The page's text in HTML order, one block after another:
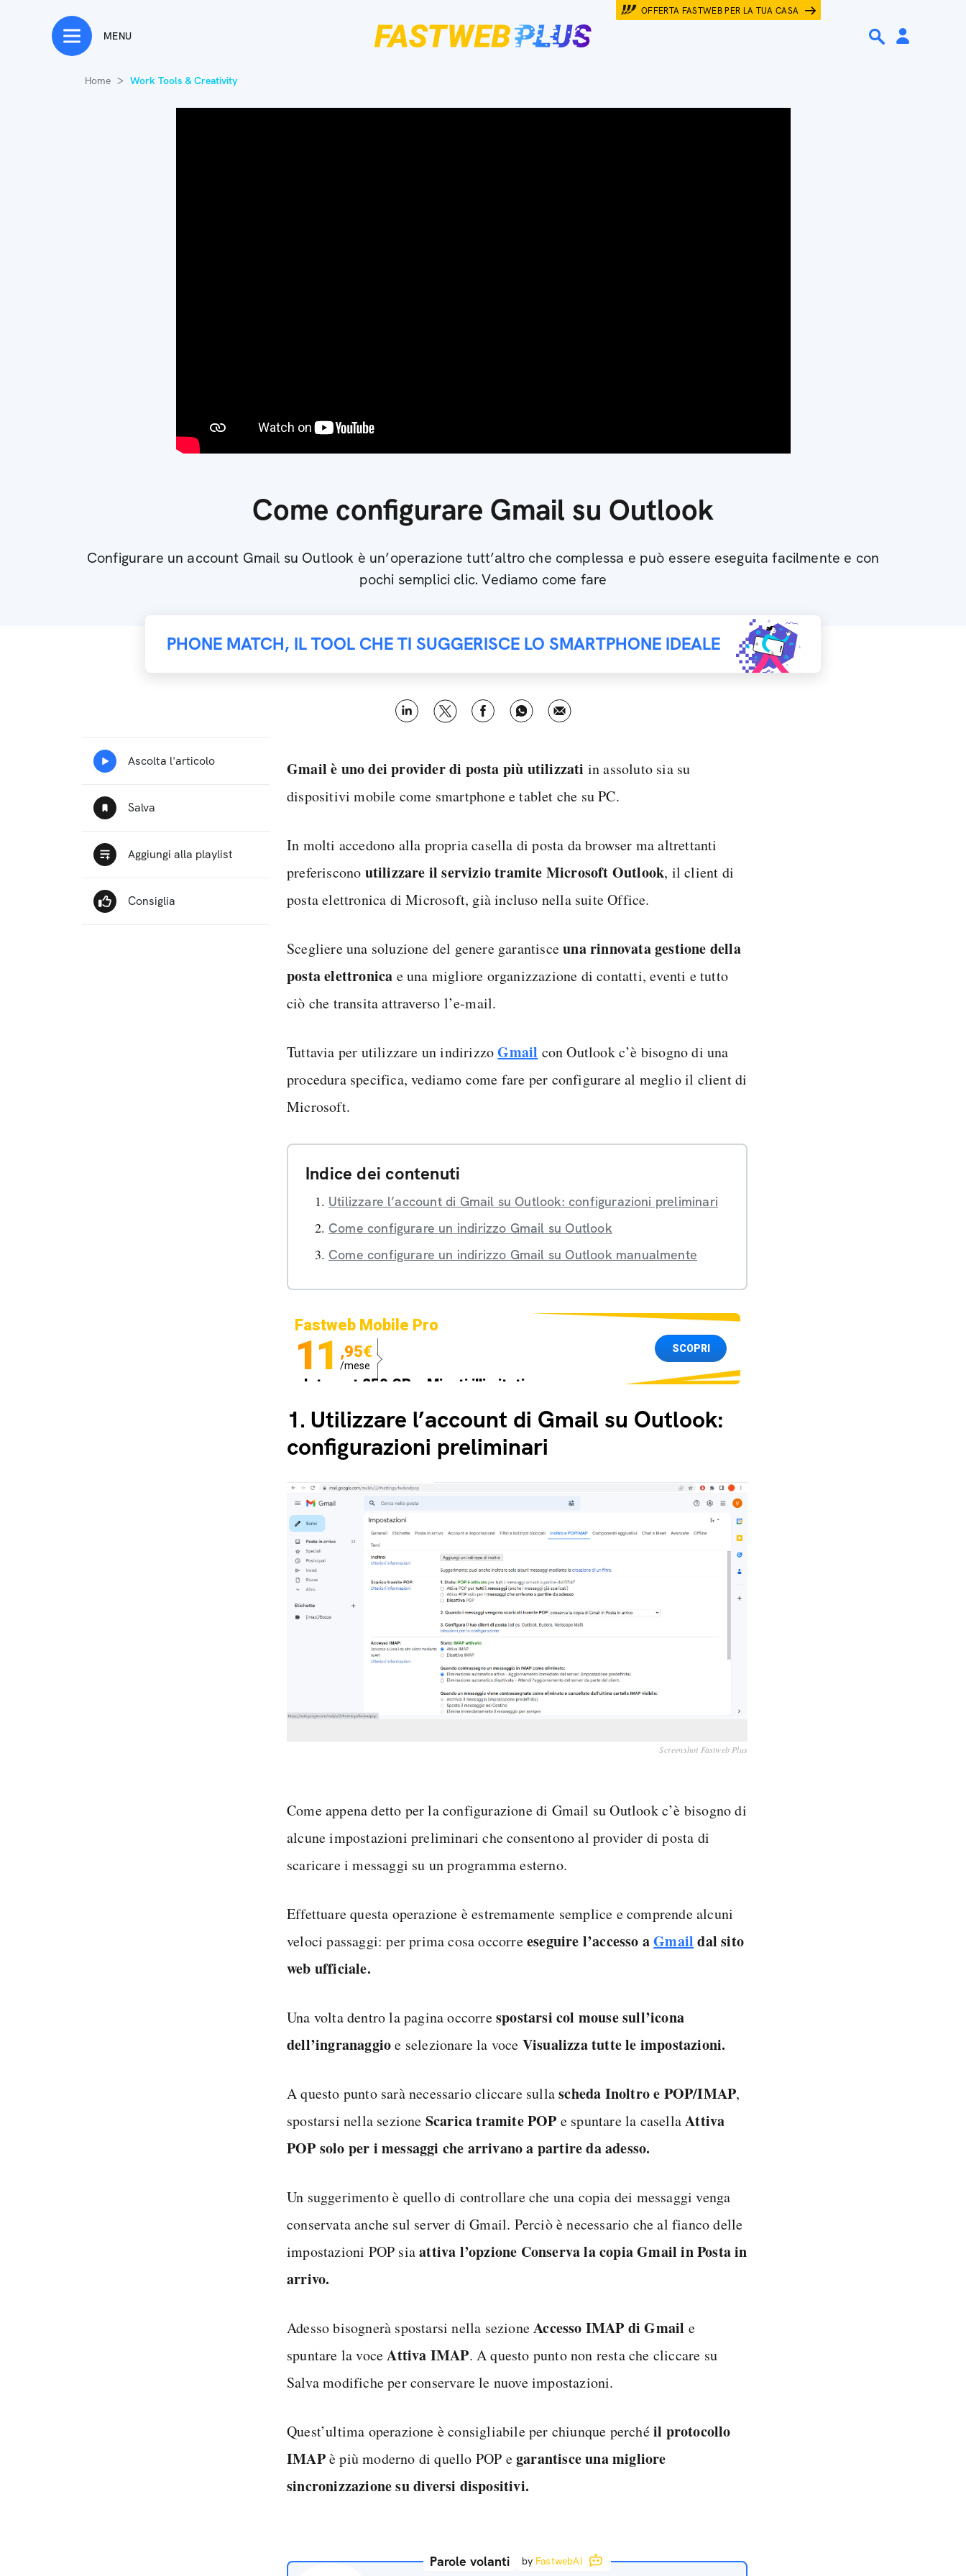
OFFERTA FASTWEB PER LA TUA CASA
MENU
Home Work Tools & Creativity
Come configurare Gmail su Outlook
Configurare un account Gmail su Outlook è un’operazione tutt’altro che complessa e può essere eseguita facilmente e con
pochi semplici clic. Vediamo come fare
PHONE MATCH, IL TOOL CHE TI SUGGERISCE LO SMARTPHONE IDEALE
Gmail è uno dei provider di posta più utilizzati in assoluto sia su
dispositivi mobile come smartphone e tablet che su PC.
In molti accedono alla propria casella di posta da browser ma altrettanti
preferiscono utilizzare il servizio tramite Microsoft Outlook, il client di
posta elettronica di Microsoft, già incluso nella suite Office.
Scegliere una soluzione del genere garantisceuna rinnovata gestione della
posta elettronica e una migliore organizzazione di contatti, eventi e tutto
ciò che transita attraverso l’e-mail.
Tuttavia per utilizzare un indirizzoGmail con Outlook c’è bisogno di una
procedura specifica, vediamo come fare per configurare al meglio il client di
Microsoft.
Indice dei contenuti
Utilizzare l’account di Gmail su Outlook: configurazioni preliminari
Come configurare un indirizzo Gmail su Outlook
Come configurare un indirizzo Gmail su Outlook manualmente
Fastweb Mobile Pro
11 ,95€
/mese
Internet 250 GB e Minuti illimitati
SCOPRI
1. Utilizzare l’account di Gmail su Outlook:
configurazioni preliminari
Screenshot Fastweb Plus
Come appena detto per la configurazione di Gmail su Outlook c’è bisogno di
alcune impostazioni preliminari che consentono al provider di posta di
scaricare i messaggi su un programma esterno.
Effettuare questa operazione è estremamente semplice e comprende alcuni
veloci passaggi: per prima cosa occorreeseguire l’accesso aGmail dal sito
web ufficiale.
Una volta dentro la pagina occorrespostarsi col mouse sull’icona
dell’ingranaggioe selezionare la voce Visualizza tutte le impostazioni.
A questo punto sarà necessario cliccare sullascheda Inoltro e POP/IMAP,
spostarsi nella sezione Scarica tramite POP e spuntare la casellaAttiva
POP solo per i messaggi che arrivano a partire da adesso.
Un suggerimento è quello di controllare che una copia dei messaggi venga
conservata anche sul server di Gmail. Perciò è necessario che al fianco delle
impostazioni POP siaattiva l’opzione Conserva la copia Gmail in Posta in
arrivo.
Adesso bisognerà spostarsi nella sezioneAccesso IMAP di Gmail e
spuntare la voceAttiva IMAP. A questo punto non resta che cliccare su
Salva modifiche per conservare le nuove impostazioni.
Quest’ultima operazione è consigliabile per chiunque perchéil protocollo
IMAPè più moderno di quello POP egarantisce una migliore
sincronizzazione su diversi dispositivi.
Parole volanti by FastwebAI